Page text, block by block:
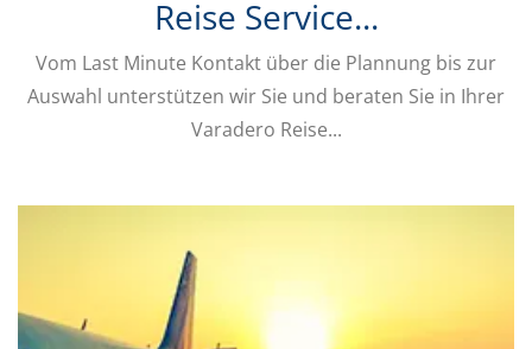
Reise Service...
Vom Last Minute Kontakt über die Plannung bis zur
Auswahl unterstützen wir Sie und beraten Sie in Ihrer
Varadero Reise...